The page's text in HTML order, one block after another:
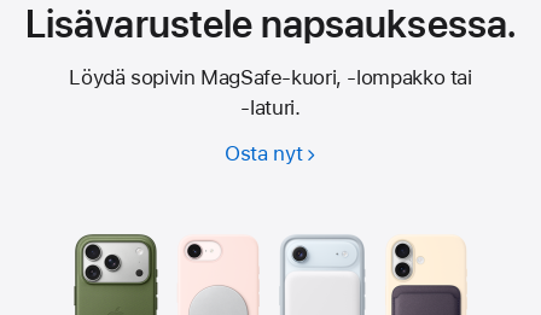
Lisävarustele napsauksessa.
Löydä sopivin MagSafe-kuori, ‑lompakko tai
‑laturi.
Osta nyt